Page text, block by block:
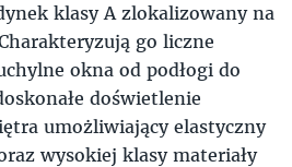
klasy A zlokalizowany na
go liczne
okna od podłogi do
doświetlenie
umożliwiający elastyczny
wysokiej klasy materiały